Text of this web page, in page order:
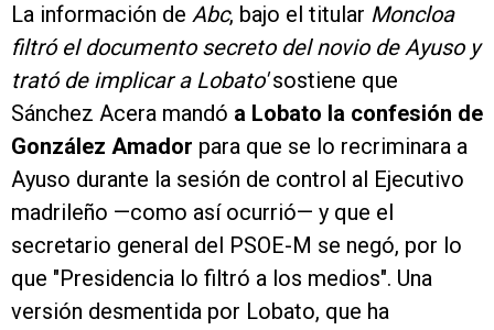
La información de Abc, bajo el titular Moncloa
filtró el documento secreto del novio de Ayuso y
trató de implicar a Lobato'sostiene que
Sánchez Acera mandó a Lobato la confesión de
González Amador para que se lo recriminara a
Ayuso durante la sesión de control al Ejecutivo
madrileño —como así ocurrió— y que el
secretario general del PSOE-M se negó, por lo
que "Presidencia lo filtró a los medios". Una
versión desmentida por Lobato, que ha